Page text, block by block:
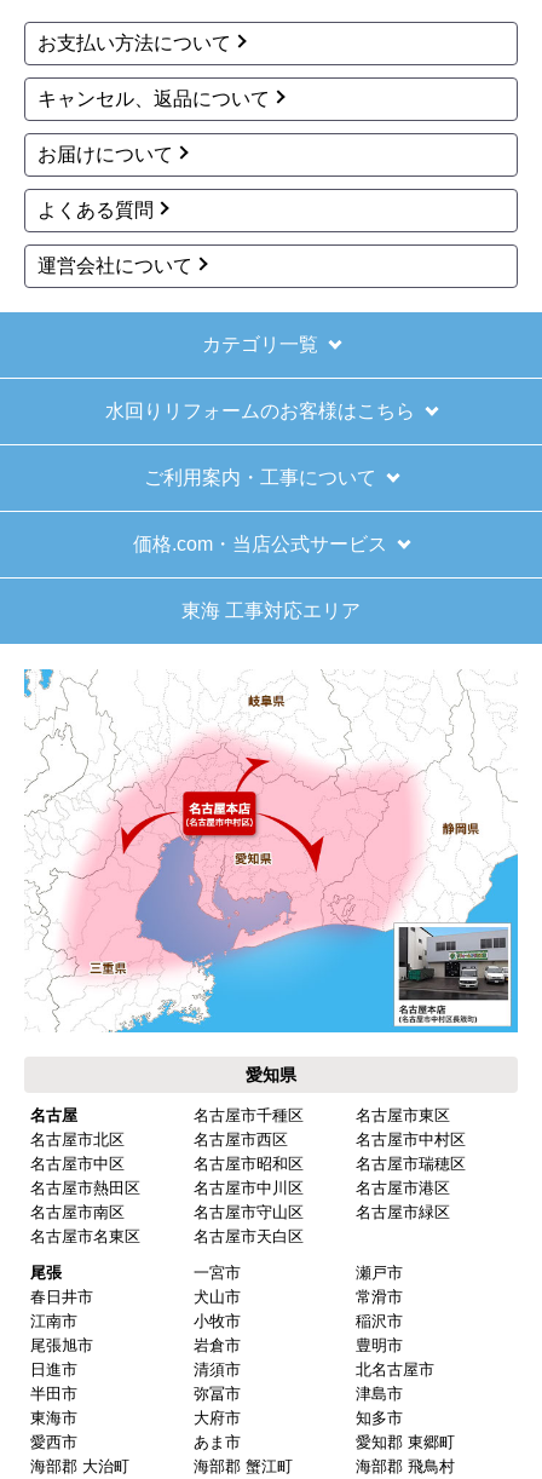
ショップからの連絡もしっかりありましたし、商
品の梱包も、届いた後の連絡も十分なもので安心
できました。また機会があれば是非利用したいと
思います。
きょりけ
2025年11月9日 07:54
欲しい商品をスムーズに注文できましたか？
はい
ショップからの連絡や対応は適切でしたか？
またこのショップを利用したいですか？
【注文商品】給湯器 【注文時期】2025
年11月頃（モバイルから）
【このショップを選んだ理由は？】
キッチン混合栓に続いて2回目の利用です。価格が
リーズナブルで、HPの構成から見てしっかりして
いる会社だなと思っていたので再度利用。やはり
期待通りにきちんと対応してもらえました。
【注文からどのくらいで届きましたか？】
工事日を自分から発注の2週間先にしていたので、
遅れることもなく予定通りに工事前に到着。
【その他感想・コメント】
保証書に添付する工事店の証明もきちんと対応し
次に何か交換タイミングが来たら、一番の候補先
業者さんです。
ピングーヒサコさん
2025年10月30日 14:53
欲しい商品をスムーズに注文できましたか？
ショップからの連絡や対応は適切でしたか？
予定の期日までに商品が届きましたか？
お支払い方法について
キャンセル、返品について
お届けについて
よくある質問
運営会社について
カテゴリ一覧
水回りリフォームのお客様はこちら
ご利用案内・工事について
価格.com・当店公式サービス
東海 工事対応エリア
愛知県
名古屋 名古屋市千種区
名古屋市東区
名古屋市北区
名古屋市西区
名古屋市中村区
名古屋市中区
名古屋市昭和区
名古屋市瑞穂区
名古屋市熱田区
名古屋市中川区
名古屋市港区
名古屋市南区
名古屋市守山区
名古屋市緑区
名古屋市名東区
名古屋市天白区
尾張
一宮市
瀬戸市
春日井市
犬山市
常滑市
江南市
小牧市
稲沢市
尾張旭市
岩倉市
豊明市
日進市
清須市
北名古屋市
半田市
弥冨市
津島市
東海市
大府市
知多市
愛西市
あま市
愛知郡 東郷町
海部郡 大治町
海部郡 蟹江町
海部郡 飛鳥村